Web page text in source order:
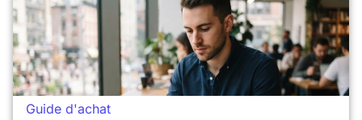
Guide d'achat